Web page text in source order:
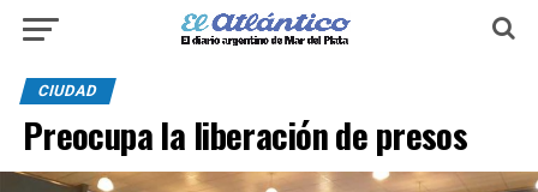
CIUDAD
Preocupa la liberación de presos